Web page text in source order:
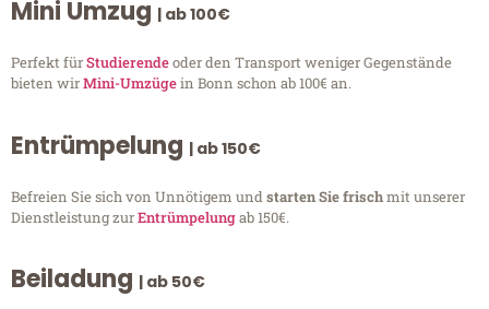
Mini Umzug | ab 100€
Perfekt fürStudierendeoder den Transport weniger Gegenstände
bieten wirMini-Umzügein Bonn schon ab 100€ an.
Entrümpelung | ab 150€
Befreien Sie sich von Unnötigem undstarten Sie frischmit unserer
Dienstleistung zurEntrümpelungab 150€.
Beiladung | ab 50€